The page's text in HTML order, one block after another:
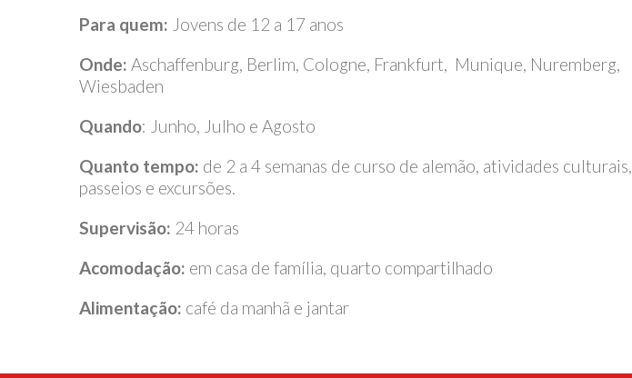
Para quem: Jovens de 12 a 17 anos
Onde: Aschaffenburg, Berlim, Cologne, Frankfurt, Munique, Nuremberg,
Wiesbaden
Quando: Junho, Julho e Agosto
Quanto tempo: de 2 a 4 semanas de curso de alemão, atividades culturais,
passeios e excursões.
Supervisão: 24 horas
Acomodação: em casa de família, quarto compartilhado
Alimentação: café da manhã e jantar